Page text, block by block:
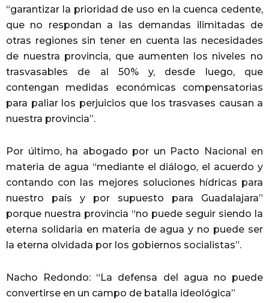
“garantizar la prioridad de uso en la cuenca cedente,
que no respondan a las demandas ilimitadas de
otras regiones sin tener en cuenta las necesidades
de nuestra provincia, que aumenten los niveles no
trasvasables de al 50% y, desde luego, que
contengan medidas económicas compensatorias
para paliar los perjuicios que los trasvases causan a
nuestra provincia”.
Por último, ha abogado por un Pacto Nacional en
materia de agua “mediante el diálogo, el acuerdo y
contando con las mejores soluciones hídricas para
nuestro país y por supuesto para Guadalajara”
porque nuestra provincia “no puede seguir siendo la
eterna solidaria en materia de agua y no puede ser
la eterna olvidada por los gobiernos socialistas”.
Nacho Redondo: “La defensa del agua no puede
convertirse en un campo de batalla ideológica”